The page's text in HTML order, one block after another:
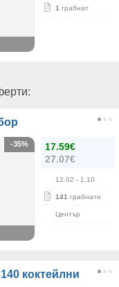
1 грабнат
17.59€
27.07€
12.02 - 1.10
141 грабнати
Център
-35%
коктейлни